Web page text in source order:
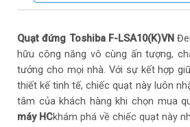
Quạt đứng Toshiba F-LSA10(K)VN
hữu công năng vô cùng ấn tượng,
tưởng cho mọi nhà. Với sự kết hợp
thiết kế tinh tế, chiếc quạt này luôn
tâm của khách hàng khi chọn mua
máy HCkhám phá về chiếc quạt này